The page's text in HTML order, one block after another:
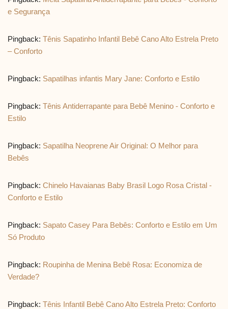
e Segurança
Pingback: Tênis Sapatinho Infantil Bebê Cano Alto Estrela Preto
– Conforto
Pingback: Sapatilhas infantis Mary Jane: Conforto e Estilo
Pingback: Tênis Antiderrapante para Bebê Menino - Conforto e
Estilo
Pingback: Sapatilha Neoprene Air Original: O Melhor para
Bebês
Pingback: Chinelo Havaianas Baby Brasil Logo Rosa Cristal -
Conforto e Estilo
Pingback: Sapato Casey Para Bebês: Conforto e Estilo em Um
Só Produto
Pingback: Roupinha de Menina Bebê Rosa: Economiza de
Verdade?
Pingback: Tênis Infantil Bebê Cano Alto Estrela Preto: Conforto